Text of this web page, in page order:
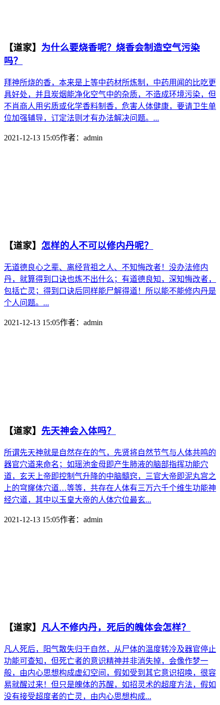
【道家】 为什么要烧香呢？烧香会制造空气污染
吗？
拜神所烧的香，本来是上等中药材所炼制，中药用闻的比吃更
具好处，并且炭烟能净化空气中的杂质，不造成环境污染，但
不肖商人用劣质或化学香料制香，危害人体健康，要请卫生单
位加强辅导，订定法则才有办法解决问题。...
2021-12-13 15:05作者： admin
【道家】 怎样的人不可以修内丹呢？
无道德良心之辈、离经背祖之人、不知悔改者！没办法修内
丹，就算得到口诀也炼不出什么；有道德良知，深知悔改者，
包括亡灵；得到口诀后同样能尸解得道！所以能不能修内丹是
个人问题。...
2021-12-13 15:05作者： admin
【道家】 先天神会入体吗？
所谓先天神就是自然存在的气，先贤将自然节气与人体共鸣的
器官穴道来命名；如瑶池金母即产生肺液的脑部指挥功能穴
道，玄天上帝即控制气升降的中脑髓窍，三官大帝即泥丸宫之
上的穹窿体穴道…等等，共存在人体有三万六千个维生功能神
经穴道，其中以玉皇大帝的人体穴位最玄...
2021-12-13 15:05作者： admin
【道家】 凡人不修内丹，死后的魄体会怎样？
凡人死后，阳气散失归于自然，从尸体的温度转冷及器官停止
功能可查知，但死亡者的意识精神并非消失掉，会像作梦一
般，由内心思想构成虚幻空间，假如受到其它意识招唤，很容
易就醒过来！但只是魄体的苏醒，如招灵术的超度方法，假如
没有接受超度者的亡灵，由内心思想构成...